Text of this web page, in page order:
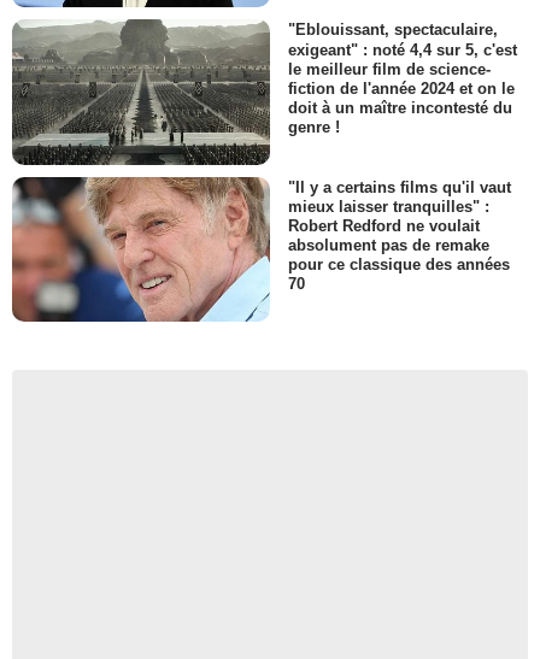
"Eblouissant, spectaculaire,
exigeant" : noté 4,4 sur 5, c'est
le meilleur film de science-
fiction de l'année 2024 et on le
doit à un maître incontesté du
genre !
"Il y a certains films qu'il vaut
mieux laisser tranquilles" :
Robert Redford ne voulait
absolument pas de remake
pour ce classique des années
70